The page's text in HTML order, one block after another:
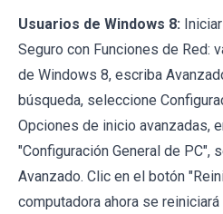
Usuarios de Windows 8:
Seguro con Funciones de Red:
de Windows 8, escriba
búsqueda, seleccione
Opciones de inicio avanzadas,
"Configuración General de PC",
Avanzado. Clic en el botón
computadora ahora se